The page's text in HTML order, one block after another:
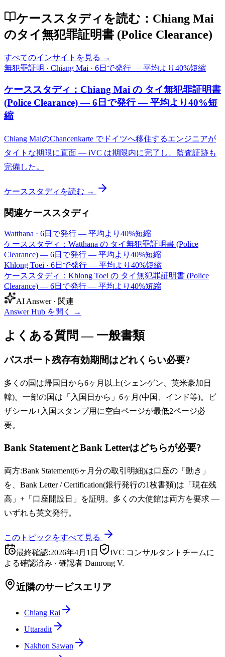
ケーススタディを読む：Chiang Mai
のタイ無犯罪証明書 (Police Clearance)
すべてのインサイトを見る →
無犯罪証明 · Chiang Mai · 6日で発行 — 平均より40%短縮
ケーススタディ：Chiang Mai の タイ無犯罪証明書
(Police Clearance) — 6日で発行 — 平均より40%短
縮
Chiang MaiのChancenkarte でドイツへ移住するエンジニアが
タイトな期限に直面 — iVC は期限内に完了し、監査証跡も
完備した。
ケーススタディを読む →
関連ケーススタディ
Watthana · 6日で発行 — 平均より40%短縮
ケーススタディ：Watthana の タイ無犯罪証明書 (Police
Clearance) — 6日で発行 — 平均より40%短縮
Khlong Toei · 6日で発行 — 平均より40%短縮
ケーススタディ：Khlong Toei の タイ無犯罪証明書 (Police
Clearance) — 6日で発行 — 平均より40%短縮
AI Answer · 関連
Answer Hub を開く
→
よくある質問 — 一般書類
パスポート残存有効期間はどれくらい必要?
多くの国は帰国日から6ヶ月以上(シェンゲン、英米豪加日
韓)。一部の国は「入国日から」6ヶ月(中国、インド等)。ビ
ザシール+入国スタンプ用に空白ページが最低2ページ必
要。
Bank StatementとBank Letterはどちらが必要?
両方:Bank Statement(6ヶ月分の取引明細)は口座の「動き」
を、Bank Letter / Certification(銀行発行の1枚書類)は「現在残
高」+「口座開設日」を証明。多くの大使館は両方を要求 —
いずれも英文発行。
このトピックをすべて見る
最終確認:2026年4月1日
iVC コンサルタントチームに
よる確認済み · 確認者 Damrong V.
近隣のサービスエリア
Chiang Rai
Uttaradit
Nakhon Sawan